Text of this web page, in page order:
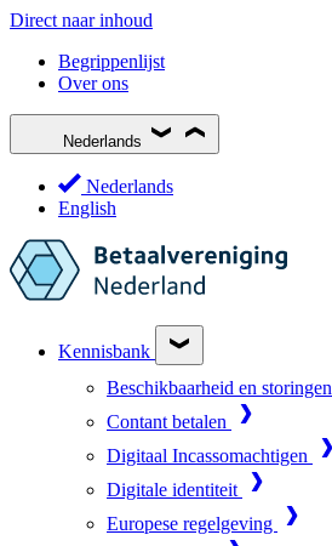
Direct naar inhoud
Begrippenlijst
Over ons
Nederlands
Nederlands
English
Kennisbank
Beschikbaarheid en storingen
Contant betalen
Digitaal Incassomachtigen
Digitale identiteit
Europese regelgeving